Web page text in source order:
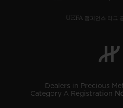
UEFA 챔피언스 리그
Dealers in Precious
Category A Registration